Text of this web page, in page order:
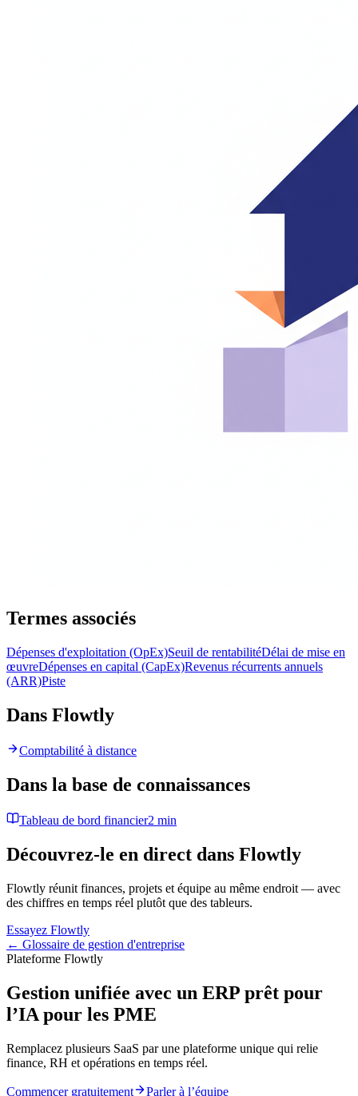
Termes associés
Dépenses d'exploitation (OpEx)Seuil de rentabilitéDélai de mise en
œuvreDépenses en capital (CapEx)Revenus récurrents annuels
(ARR)Piste
Dans Flowtly
Comptabilité à distance
Dans la base de connaissances
Tableau de bord financier2 min
Découvrez-le en direct dans Flowtly
Flowtly réunit finances, projets et équipe au même endroit — avec
des chiffres en temps réel plutôt que des tableurs.
Essayez Flowtly
← Glossaire de gestion d'entreprise
Plateforme Flowtly
Gestion unifiée avec un ERP prêt pour
l’IA pour les PME
Remplacez plusieurs SaaS par une plateforme unique qui relie
finance, RH et opérations en temps réel.
Commencer gratuitement Parler à l’équipe